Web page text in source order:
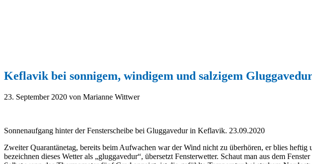
Keflavik bei sonnigem, windigem und salzigem
23. September 2020 von Marianne Wittwer
Sonnenaufgang hinter der Fensterscheibe bei Gluggavedur in Keflavik. 23.09.2020
Zweiter Quarantänetag, bereits beim Aufwachen war der Wind nicht zu überhören, er blies
bezeichnen dieses Wetter als „gluggavedur“, übersetzt Fensterwetter. Schaut man aus dem